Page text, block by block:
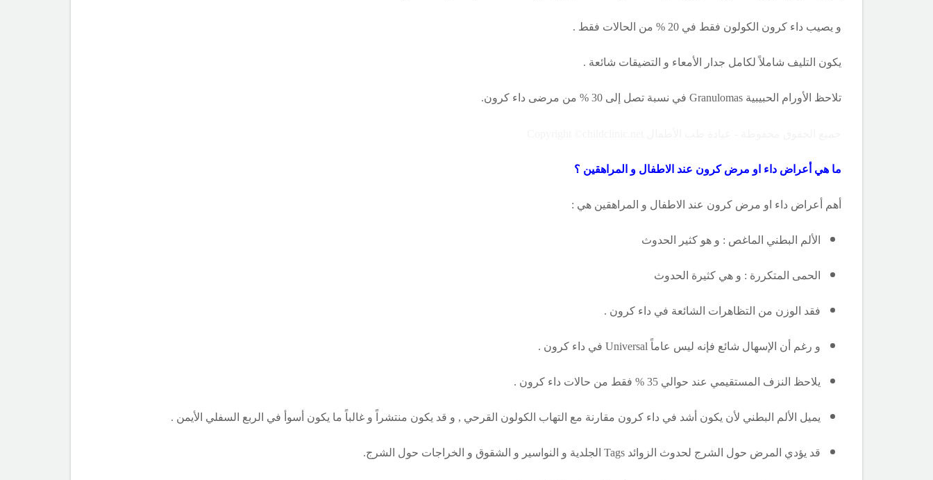
و يصيب داء كرون الكولون فقط في 20 % من الحالات فقط .
يكون التليف شاملاً لكامل جدار الأمعاء و التضيقات شائعة .
تلاحظ الأورام الحبيبية Granulomas في نسبة تصل إلى 30 % من مرضى داء كرون.
ما هي أعراض داء او مرض كرون عند الاطفال و المراهقين ؟
أهم أعراض داء او مرض كرون عند الاطفال و المراهقين هي :
الألم البطني الماغص : و هو كثير الحدوث
الحمى المتكررة : و هي كثيرة الحدوث
فقد الوزن من التظاهرات الشائعة في داء كرون .
و رغم أن الإسهال شائع فإنه ليس عاماً Universal في داء كرون .
يلاحظ النزف المستقيمي عند حوالي 35 % فقط من حالات داء كرون .
يميل الألم البطني لأن يكون أشد في داء كرون مقارنة مع التهاب الكولون القرحي , و قد يكون منتشراً و غالباً ما يكون أسوأ في الربع السفلي الأيمن .
قد يؤدي المرض حول الشرج لحدوث الزوائد Tags الجلدية و النواسير و الشقوق و الخراجات حول الشرج.